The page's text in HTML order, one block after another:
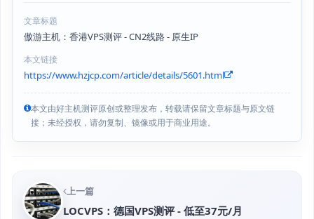
文章标题
傲游主机：香港VPS测评 - CN2线路 - 原生IP
本文链接
https://www.hzjcp.com/article/details/5601.html
本文由好主机测评原创或整理发布，转载请保留文章标题与原文链
接；未经授权，请勿复制、镜像或用于商业用途。
上一篇
LOCVPS：德国VPS测评 - 低至37元/月